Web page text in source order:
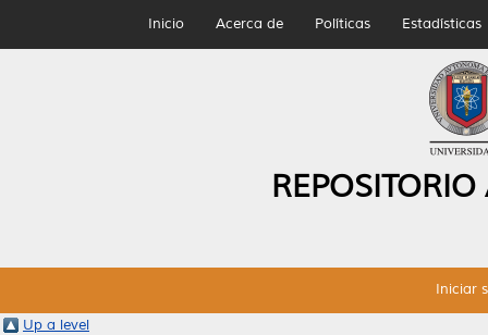
Inicio Acerca de Políticas Estadísticas
Iniciar
Up a level